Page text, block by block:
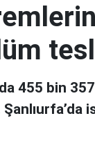
455 bin